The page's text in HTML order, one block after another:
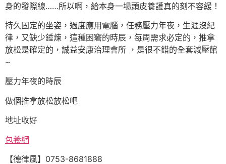
身的發際線……所以啊，給本身一場頭皮養護真的刻不容緩！
持久固定的坐姿，過度應用電腦，任務壓力年夜，生涯沒紀
律，又缺少錘煉，這種困窘的時辰，每周需求必定的，推拿
放松是確定的，誠益安康治理會所 ，是很不錯的全套減壓館
~
壓力年夜的時辰
做個推拿放松放松吧
地址收好
包養網
【德律風】0753-8681888